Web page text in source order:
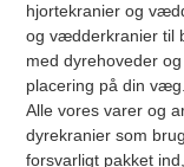
hjortekranier og
og vædderkranier til
med dyrehoveder
placering på din væg.
Alle vores varer og
dyrekranier som
forsvarligt pakket